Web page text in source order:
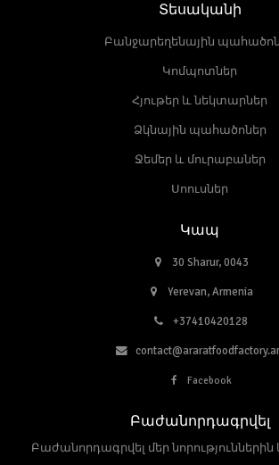
Տեսականի
Բանջարեղենային
Կոմպոտներ
Հյութեր և նեկտարներ
Ձկնային պահածոներ
Ջեմեր և մուրաբաներ
Սոուսներ
Կապ
30 Sharur, 0043
Yerevan, Armenia
+37410420128
Facebook
Բաժանորդագրվել
Բաժանորդագրվել մեր